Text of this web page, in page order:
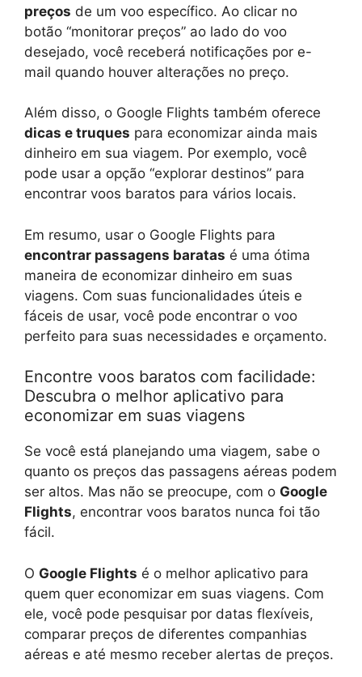
preços de um voo específico. Ao clicar no
botão “monitorar preços” ao lado do voo
desejado, você receberá notificações por e-
mail quando houver alterações no preço.
Além disso, o Google Flights também oferece
dicas e truques para economizar ainda mais
dinheiro em sua viagem. Por exemplo, você
pode usar a opção “explorar destinos” para
encontrar voos baratos para vários locais.
Em resumo, usar o Google Flights para
encontrar passagens baratas é uma ótima
maneira de economizar dinheiro em suas
viagens. Com suas funcionalidades úteis e
fáceis de usar, você pode encontrar o voo
perfeito para suas necessidades e orçamento.
Encontre voos baratos com facilidade:
Descubra o melhor aplicativo para
economizar em suas viagens
Se você está planejando uma viagem, sabe o
quanto os preços das passagens aéreas podem
ser altos. Mas não se preocupe, com o Google
Flights, encontrar voos baratos nunca foi tão
fácil.
O Google Flights é o melhor aplicativo para
quem quer economizar em suas viagens. Com
ele, você pode pesquisar por datas flexíveis,
comparar preços de diferentes companhias
aéreas e até mesmo receber alertas de preços.